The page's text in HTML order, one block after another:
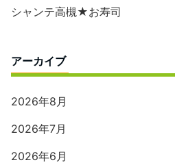
シャンテ高槻★お寿司
アーカイブ
2026年8月
2026年7月
2026年6月